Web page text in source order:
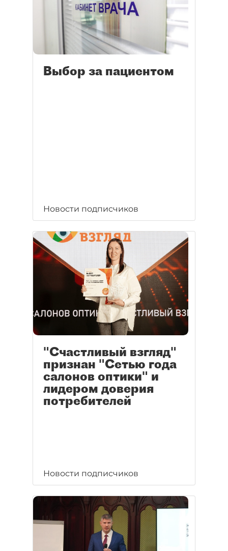
Выбор за пациентом
Новости подписчиков
"Счастливый взгляд"
признан "Сетью года
салонов оптики" и
лидером доверия
потребителей
Новости подписчиков